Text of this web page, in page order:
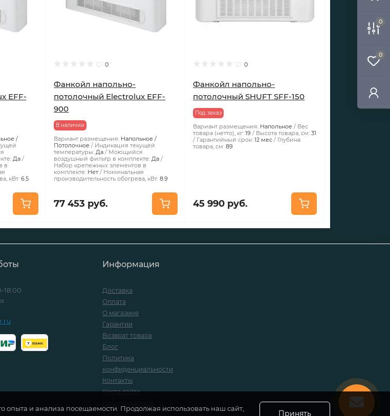
0
0
EFF-
/
Да
в
кВт: 6.5
0
Фанкойл напольно-
потолочный Electrolux EFF-
900
В наличии
Вариант размещения: Напольное /
Потолочное
Индикация текущей
температуры: Да
Моющийся
воздушный фильтр в комплекте: Да
Набор крепежных элементов в
комплекте: Нет
Номинальная
производительность обогрева, кВт: 8.9
77 453 руб.
0
Фанкойл напольно-
потолочный SHUFT SFF-150
Под заказ
Вариант размещения: Напольное
Вес
товара (нетто), кг: 19 Высота товара, см: 31
Гарантийный срок: 12 мес
Глубина
товара, см: 89
45 990 руб.
18:00
Информация
Доставка
Оплата
О магазине
Гарантии
Возврат товара
Блог
Политика
конфиденциальности
Контакты
Карта сайта
опыта и анализа посещаемости. Продолжая использовать наш сайт,
Принять